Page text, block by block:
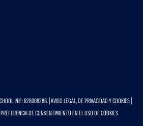
NIF: R2800828B. | AVISO LEGAL, DE PRIVACIDAD Y COOKIES
PREFERENCIA DE CONSENTIMIENTO EN EL USO DE COOKIES